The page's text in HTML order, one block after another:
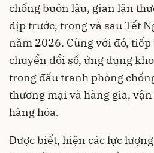
chống buôn lậu, gian lận
dịp trước, trong và sau Tết
năm 2026. Cùng với đó,
chuyển đổi số, ứng dụng
trong đấu tranh phòng
thương mại và hàng giả,
hàng hóa.
Được biết, hiện các lực